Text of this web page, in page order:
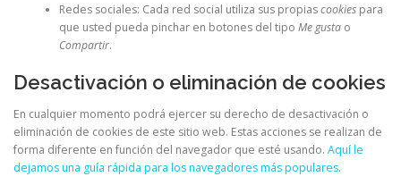
Redes sociales: Cada red social utiliza sus propiascookiespara
que usted pueda pinchar en botones del tipo Me gustao
Compartir.
Desactivación o eliminación de cookies
En cualquier momento podrá ejercer su derecho de desactivación o
eliminación de cookies de este sitio web. Estas acciones se realizan de
forma diferente en función del navegador que esté usando. Aquí le
dejamos una guía rápida para los navegadores más populares.